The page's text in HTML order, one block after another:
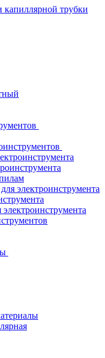
капиллярной трубки
электроинструмента